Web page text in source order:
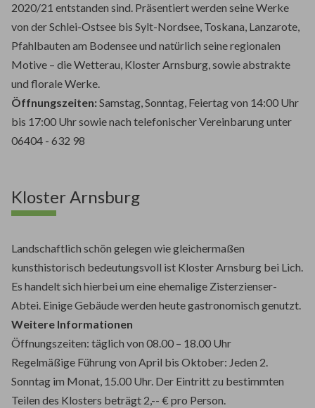
2020/21 entstanden sind. Präsentiert werden seine Werke
von der Schlei-Ostsee bis Sylt-Nordsee, Toskana, Lanzarote,
Pfahlbauten am Bodensee und natürlich seine regionalen
Motive – die Wetterau, Kloster Arnsburg, sowie abstrakte
und florale Werke.
Öffnungszeiten: Samstag, Sonntag, Feiertag von 14:00 Uhr
bis 17:00 Uhr sowie nach telefonischer Vereinbarung unter
06404 - 632 98
Kloster Arnsburg
Landschaftlich schön gelegen wie gleichermaßen
kunsthistorisch bedeutungsvoll ist Kloster Arnsburg bei Lich.
Es handelt sich hierbei um eine ehemalige Zisterzienser-
Abtei. Einige Gebäude werden heute gastronomisch genutzt.
Weitere Informationen
Öffnungszeiten: täglich von 08.00 – 18.00 Uhr
Regelmäßige Führung von April bis Oktober: Jeden 2.
Sonntag im Monat, 15.00 Uhr. Der Eintritt zu bestimmten
Teilen des Klosters beträgt 2,-- € pro Person.